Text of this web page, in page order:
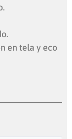
en tela y eco